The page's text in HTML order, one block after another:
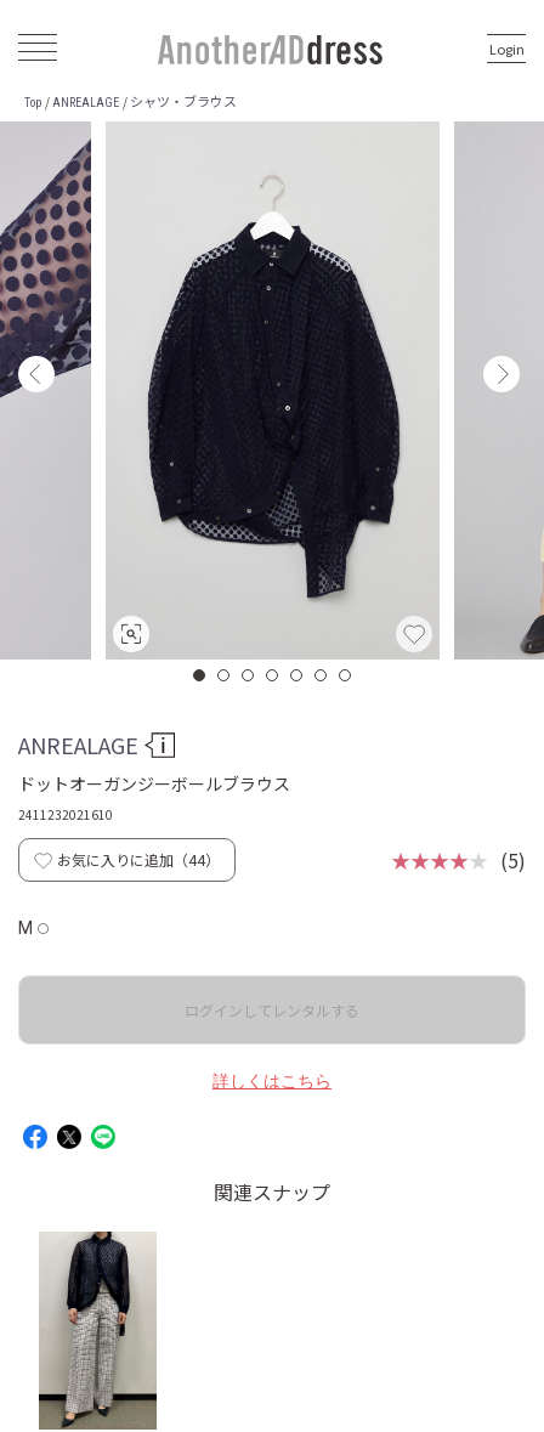
Login
Top / ANREALAGE / シャツ・ブラウス
ANREALAGE
ドットオーガンジーボールブラウス
2411232021610
お気に入りに追加（44） ★★★★★ (5)
M ◯
ログインしてレンタルする
詳しくはこちら
関連スナップ